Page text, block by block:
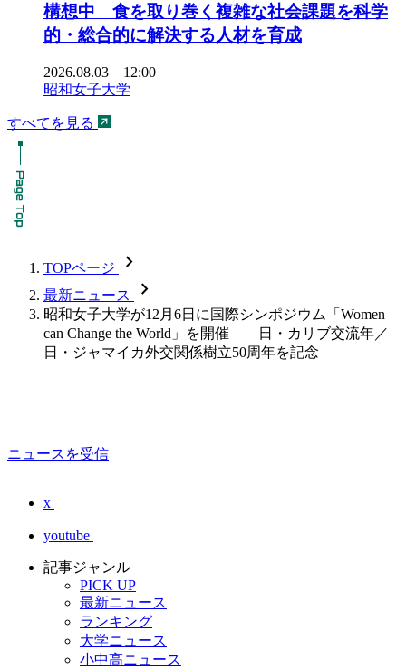
構想中 食を取り巻く複雑な社会課題を科学
的・総合的に解決する人材を育成
2026.08.03 12:00
昭和女子大学
すべてを見る
TOPページ chevron_forward
最新ニュース chevron_forward
昭和女子大学が12月6日に国際シンポジウム「Women
can Change the World」を開催――日・カリブ交流年／
日・ジャマイカ外交関係樹立50周年を記念
ニュースを受信
x
youtube
記事ジャンル
PICK UP
最新ニュース
ランキング
大学ニュース
小中高ニュース